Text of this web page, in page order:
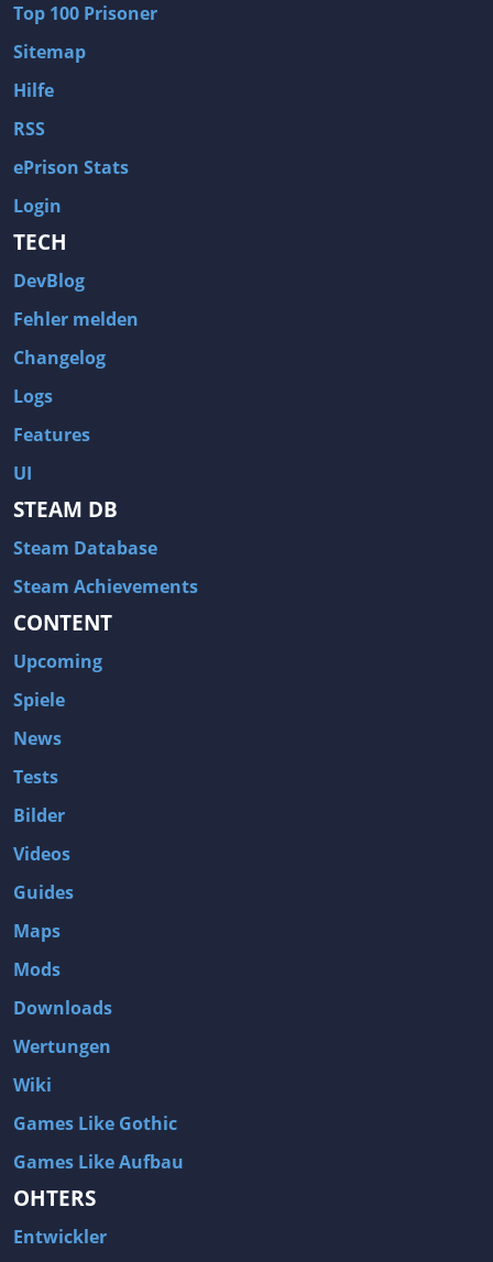
Top 100 Prisoner
Sitemap
Hilfe
RSS
ePrison Stats
Login
TECH
DevBlog
Fehler melden
Changelog
Logs
Features
UI
STEAM DB
Steam Database
Steam Achievements
CONTENT
Upcoming
Spiele
News
Tests
Bilder
Videos
Guides
Maps
Mods
Downloads
Wertungen
Wiki
Games Like Gothic
Games Like Aufbau
OHTERS
Entwickler